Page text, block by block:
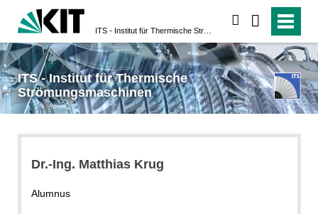
ITS - Institut für Thermische
Strömungsmaschinen
Dr.-Ing. Matthias Krug
Alumnus